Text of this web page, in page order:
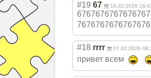
#19 67 16.02.2026
676767676767676
767676767676767
#18 rrrr 07.02.2026
привет всем